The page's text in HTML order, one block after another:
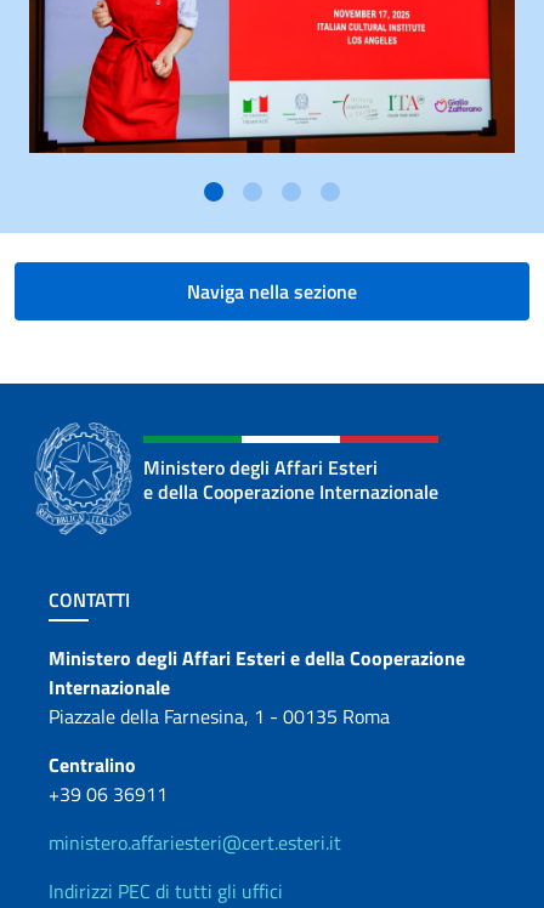
Naviga nella sezione
Ministero degli Affari Esteri
e della Cooperazione Internazionale
Sezione footer
CONTATTI
Contatti
Ministero degli Affari Esteri e della Cooperazione
Internazionale
Piazzale della Farnesina, 1 - 00135 Roma
Centralino
+39 06 36911
ministero.affariesteri@cert.esteri.it
Indirizzi PEC di tutti gli uffici